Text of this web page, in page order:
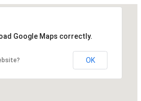
Google Maps correctly.
OK